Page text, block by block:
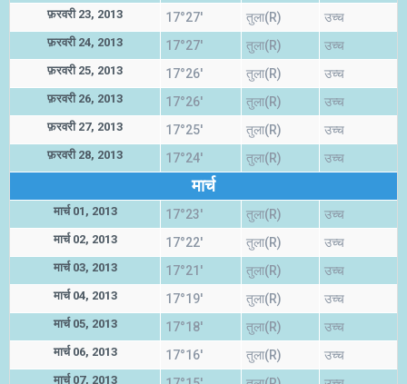
फ़रवरी 23, 2013 17°27' तुला(R) उच्च
फ़रवरी 24, 2013 17°27' तुला(R) उच्च
फ़रवरी 25, 2013 17°26' तुला(R) उच्च
फ़रवरी 26, 2013 17°26' तुला(R) उच्च
फ़रवरी 27, 2013 17°25' तुला(R) उच्च
फ़रवरी 28, 2013 17°24' तुला(R) उच्च
मार्च
मार्च 01, 2013 17°23' तुला(R) उच्च
मार्च 02, 2013 17°22' तुला(R) उच्च
मार्च 03, 2013 17°21' तुला(R) उच्च
मार्च 04, 2013 17°19' तुला(R) उच्च
मार्च 05, 2013 17°18' तुला(R) उच्च
मार्च 06, 2013 17°16' तुला(R) उच्च
मार्च 07, 2013